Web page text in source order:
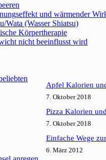
und wärmender
Wata (Wasser Shiatsu)
Körpertherapie
nicht beeinflusst wird
Apfel Kalorien
7. Oktober 2018
Pizza Kalorien
7. Oktober 2018
Einfache Wege
6. März 2012